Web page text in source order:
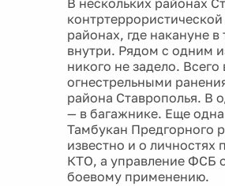
В нескольких районах
районах, где накануне
внутри. Рядом с одним
никого не задело.
огнестрельными
района Ставрополья. В
— в багажнике. Еще
Тамбукан Предгорного
известно и о
КТО, а управление ФСБ
боевому применению.